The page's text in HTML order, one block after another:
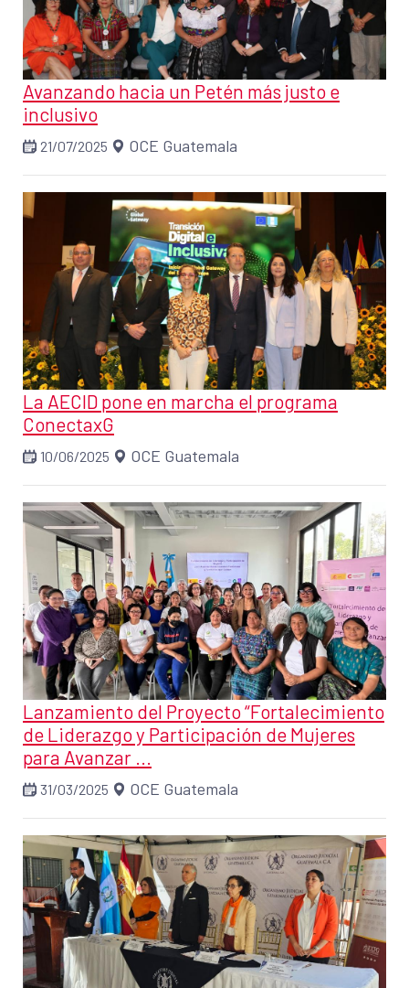
Avanzando hacia un Petén más justo e
inclusivo
21/07/2025 OCE Guatemala
La AECID pone en marcha el programa
ConectaxG
10/06/2025 OCE Guatemala
Lanzamiento del Proyecto “Fortalecimiento
de Liderazgo y Participación de Mujeres
para Avanzar ...
31/03/2025 OCE Guatemala